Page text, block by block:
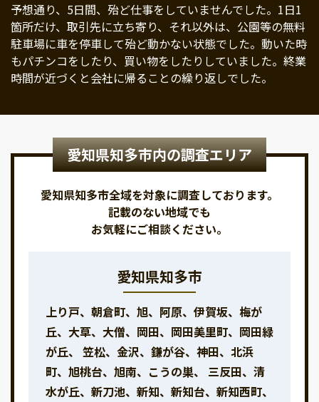
予想通り、5日間、殆ど仕事をしていませんでした。1日1
箇所だけ、取引先に立ち寄り、それ以外は、公園等の無料
駐車場に車を停車して殆ど動かない状態でした。動いた時
もパチンコをしたり、買い物をしたりしていました。終業
時間が近づくと会社に帰ることの繰り返しでした。
愛知県知多市内の調査エリア
愛知県知多市全域を対象に調査しております。
記載のない地域でも
お気軽にご相談ください。
愛知県知多市
上り戸、朝倉町、旭、阿原、伊賀坂、梅が
丘、大草、大僧、岡田、岡田美里町、岡田緑
が丘、 笠松、金沢、鎌が谷、神田、北浜
町、旭桃台、旭南、こうの巣、 三反田、清
水が丘、新刀池、新知、新知台、新知西町、